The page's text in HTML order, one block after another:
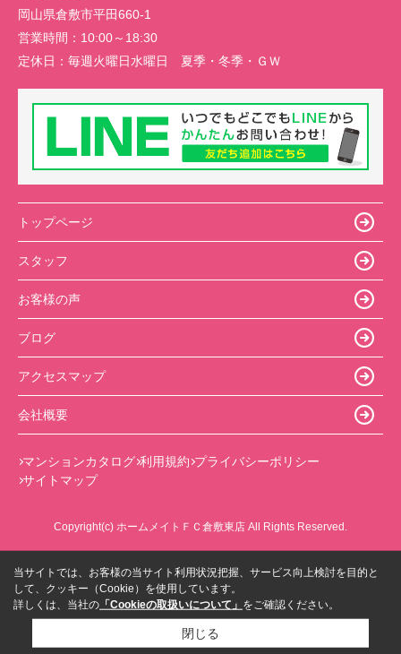
岡山県倉敷市平田660-1
営業時間： 10:00～18:30
定休日： 毎週火曜日水曜日 夏季・冬季・ＧＷ
トップページ
スタッフ
お客様の声
ブログ
アクセスマップ
会社概要
マンションカタログ 利用規約 プライバシーポリシー
サイトマップ
Copyright(c) ホームメイトＦＣ倉敷東店 All Rights Reserved.
当サイトでは、お客様の当サイト利用状況把握、サービス向上検討を目的と
して、クッキー（Cookie）を使用しています。
詳しくは、当社の 「Cookieの取扱いについて」 をご確認ください。
閉じる